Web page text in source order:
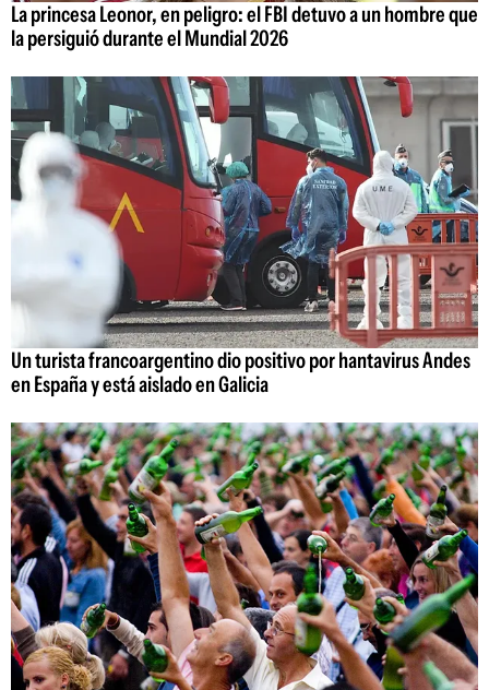
La princesa Leonor, en peligro: el FBI detuvo a un hombre que
la persiguió durante el Mundial 2026
Un turista francoargentino dio positivo por hantavirus Andes
en España y está aislado en Galicia